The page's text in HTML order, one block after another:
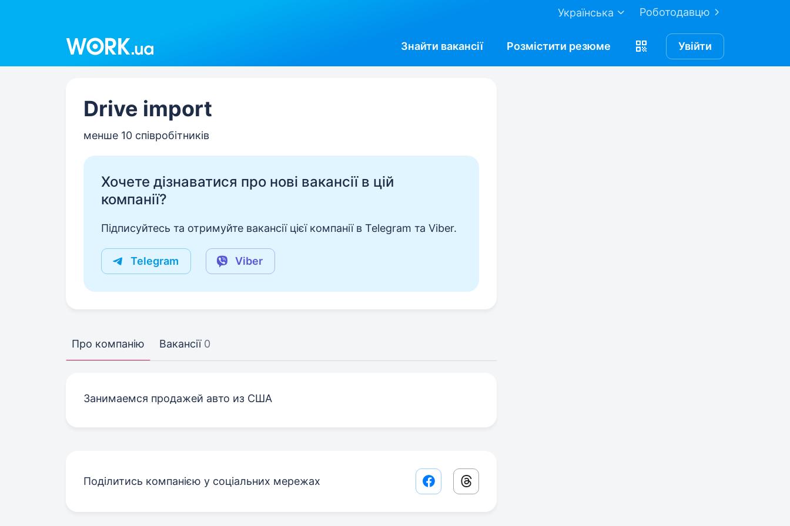
Роботодавцю
Українська
Знайти вакансії Розмістити резюме Увійти
Drive import
менше 10 співробітників
Хочете дізнаватися про нові вакансії в цій
компанії?
Підписуйтесь та отримуйте вакансії цієї компанії в Telegram та Viber.
Telegram Viber
Про компанію Вакансії 0
Занимаемся продажей авто из США
Поділитись компанією у соціальних мережах Facebook share link
Threads share link